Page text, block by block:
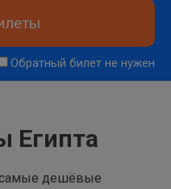
Обратный билет не нужен
Египта
самые дешёвые